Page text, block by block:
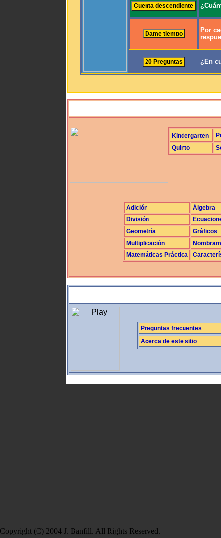
Por
¿En
Kindergarten
Quinto
Adición
Álgebra
División
Geometría
Gráficos
Multiplicación
Matemáticas Práctica
Preguntas frecuentes
Acerca de este sitio
Copyright (C) 2004 J. Banfill. All Rights Reserved.